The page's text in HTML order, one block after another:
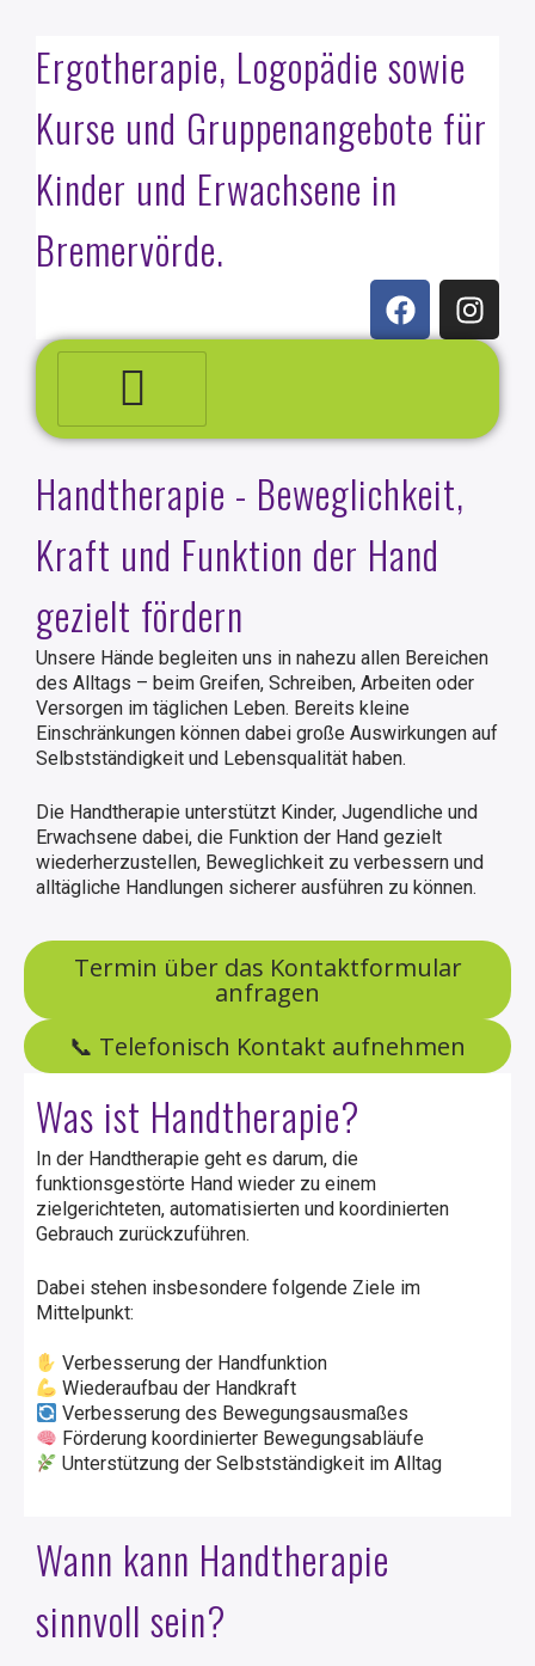
Ergotherapie, Logopädie sowie
Kurse und Gruppenangebote für
Kinder und Erwachsene in
Bremervörde.
Handtherapie - Beweglichkeit,
Kraft und Funktion der Hand
gezielt fördern
Unsere Hände begleiten uns in nahezu allen Bereichen
des Alltags – beim Greifen, Schreiben, Arbeiten oder
Versorgen im täglichen Leben. Bereits kleine
Einschränkungen können dabei große Auswirkungen auf
Selbstständigkeit und Lebensqualität haben.
Die Handtherapie unterstützt Kinder, Jugendliche und
Erwachsene dabei, die Funktion der Hand gezielt
wiederherzustellen, Beweglichkeit zu verbessern und
alltägliche Handlungen sicherer ausführen zu können.
Termin über das Kontaktformular
anfragen
📞 Telefonisch Kontakt aufnehmen
Was ist Handtherapie?
In der Handtherapie geht es darum, die
funktionsgestörte Hand wieder zu einem
zielgerichteten, automatisierten und koordinierten
Gebrauch zurückzuführen.
Dabei stehen insbesondere folgende Ziele im
Mittelpunkt:
Verbesserung der Handfunktion
Wiederaufbau der Handkraft
Verbesserung des Bewegungsausmaßes
Förderung koordinierter Bewegungsabläufe
Unterstützung der Selbstständigkeit im Alltag
Wann kann Handtherapie
sinnvoll sein?